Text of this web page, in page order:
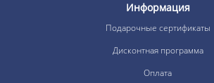
Информация
Подарочные сертификаты
Дисконтная программа
Оплата